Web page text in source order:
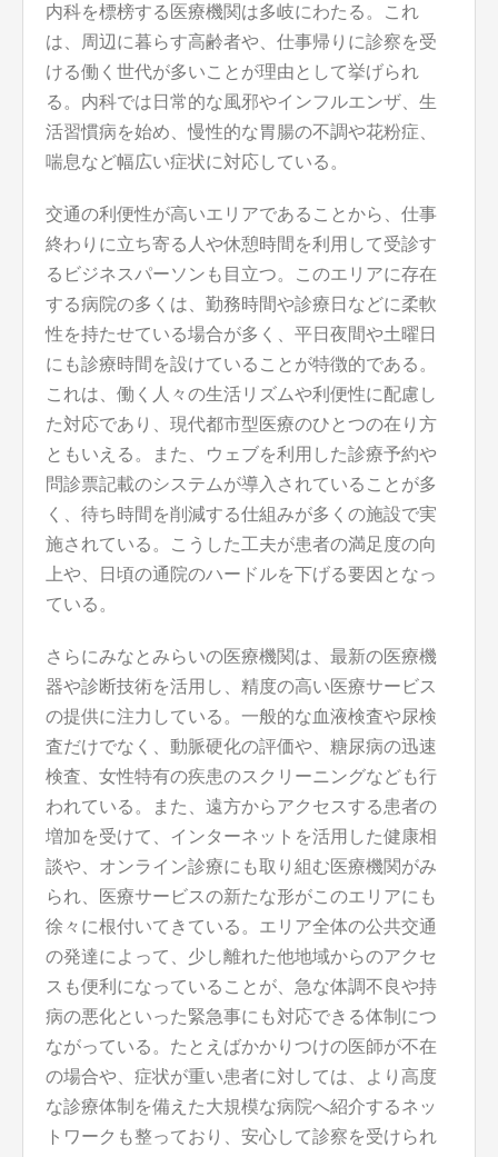
内科を標榜する医療機関は多岐にわたる。これ
は、周辺に暮らす高齢者や、仕事帰りに診察を受
ける働く世代が多いことが理由として挙げられ
る。内科では日常的な風邪やインフルエンザ、生
活習慣病を始め、慢性的な胃腸の不調や花粉症、
喘息など幅広い症状に対応している。
交通の利便性が高いエリアであることから、仕事
終わりに立ち寄る人や休憩時間を利用して受診す
るビジネスパーソンも目立つ。このエリアに存在
する病院の多くは、勤務時間や診療日などに柔軟
性を持たせている場合が多く、平日夜間や土曜日
にも診療時間を設けていることが特徴的である。
これは、働く人々の生活リズムや利便性に配慮し
た対応であり、現代都市型医療のひとつの在り方
ともいえる。また、ウェブを利用した診療予約や
問診票記載のシステムが導入されていることが多
く、待ち時間を削減する仕組みが多くの施設で実
施されている。こうした工夫が患者の満足度の向
上や、日頃の通院のハードルを下げる要因となっ
ている。
さらにみなとみらいの医療機関は、最新の医療機
器や診断技術を活用し、精度の高い医療サービス
の提供に注力している。一般的な血液検査や尿検
査だけでなく、動脈硬化の評価や、糖尿病の迅速
検査、女性特有の疾患のスクリーニングなども行
われている。また、遠方からアクセスする患者の
増加を受けて、インターネットを活用した健康相
談や、オンライン診療にも取り組む医療機関がみ
られ、医療サービスの新たな形がこのエリアにも
徐々に根付いてきている。エリア全体の公共交通
の発達によって、少し離れた他地域からのアクセ
スも便利になっていることが、急な体調不良や持
病の悪化といった緊急事にも対応できる体制につ
ながっている。たとえばかかりつけの医師が不在
の場合や、症状が重い患者に対しては、より高度
な診療体制を備えた大規模な病院へ紹介するネッ
トワークも整っており、安心して診察を受けられ